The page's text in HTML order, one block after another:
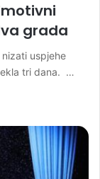
grada
nizati uspjehe
tri dana. …